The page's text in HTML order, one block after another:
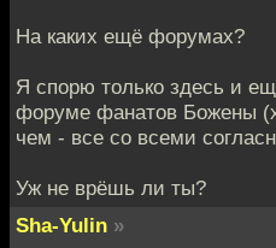
На каких ещё форумах?
Я спорю только здесь и
форуме фанатов Божены
чем - все со всеми
Уж не врёшь ли ты?
Sha-Yulin »